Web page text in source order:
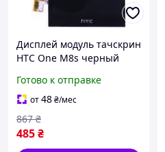
Дисплей модуль тачскрин
HTC One M8s черный
Готово к отправке
от48₴/мес
485₴
867 ₴